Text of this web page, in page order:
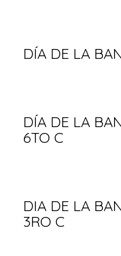
DÍA DE LA
DÍA DE LA
6TO C
DIA DE LA
3RO C